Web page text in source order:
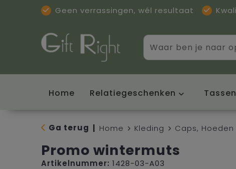
Geen verrassingen, wél resultaat
Home Relatiegeschenken Tassen
Ga terug Home Kleding Caps,
Promo wintermuts
Artikelnummer: 1428-03-A03